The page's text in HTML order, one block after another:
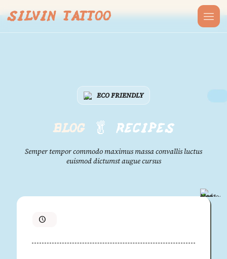
SILVIN TATTOO
ECO FRIENDLY
BLOG 🥬 RECIPES
Semper tempor commodo maximus massa convallis luctus
euismod dictumst augue cursus